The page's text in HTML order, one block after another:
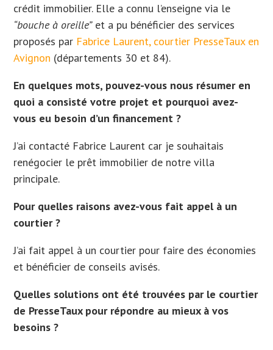
crédit immobilier. Elle a connu l’enseigne via le
“bouche à oreille”et a pu bénéficier des services
proposés par Fabrice Laurent, courtier PresseTaux en
Avignon (départements 30 et 84).
En quelques mots, pouvez-vous nous résumer en
quoi a consisté votre projet et pourquoi avez-
vous eu besoin d’un financement ?
J’ai contacté Fabrice Laurent car je souhaitais
renégocier le prêt immobilier de notre villa
principale.
Pour quelles raisons avez-vous fait appel à un
courtier ?
J’ai fait appel à un courtier pour faire des économies
et bénéficier de conseils avisés.
Quelles solutions ont été trouvées par le courtier
de PresseTaux pour répondre au mieux à vos
besoins ?